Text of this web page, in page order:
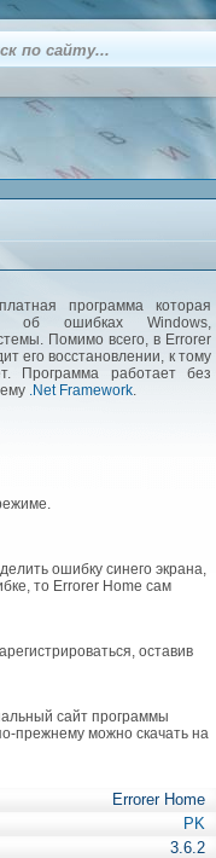
программа которая
об ошибках Windows,
Помимо всего, в Errorer
его восстановлении, к тому
Программа работает без
.Net Framework.
ошибку синего экрана,
то Errorer Home сам
оставив
сайт программы
прежнему можно скачать на
Errorer Home
PK
3.6.2